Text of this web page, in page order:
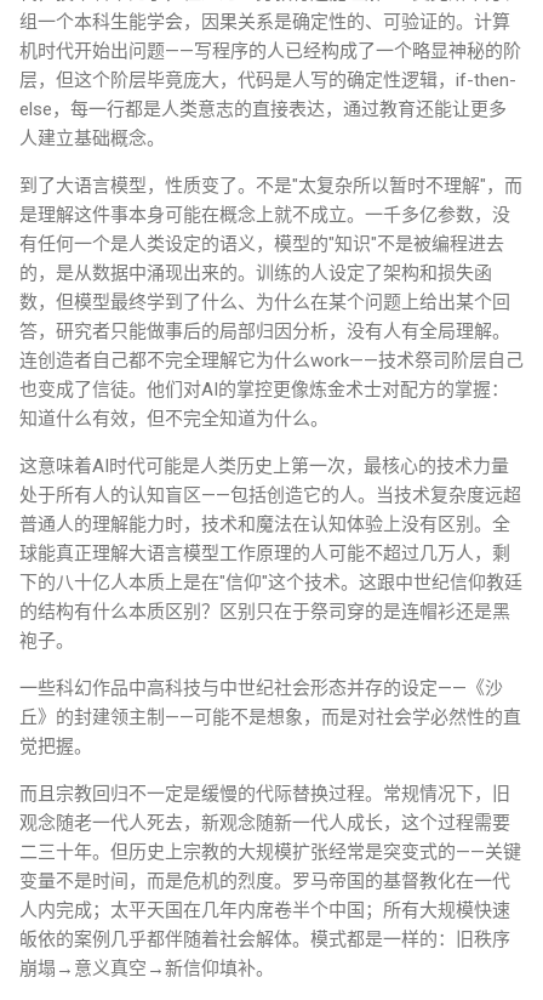
组一个本科生能学会，因果关系是确定性的、可验证的。计算
机时代开始出问题——写程序的人已经构成了一个略显神秘的阶
层，但这个阶层毕竟庞大，代码是人写的确定性逻辑，if-then-
else，每一行都是人类意志的直接表达，通过教育还能让更多
人建立基础概念。
到了大语言模型，性质变了。不是"太复杂所以暂时不理解"，而
是理解这件事本身可能在概念上就不成立。一千多亿参数，没
有任何一个是人类设定的语义，模型的"知识"不是被编程进去
的，是从数据中涌现出来的。训练的人设定了架构和损失函
数，但模型最终学到了什么、为什么在某个问题上给出某个回
答，研究者只能做事后的局部归因分析，没有人有全局理解。
连创造者自己都不完全理解它为什么work——技术祭司阶层自己
也变成了信徒。他们对AI的掌控更像炼金术士对配方的掌握：
知道什么有效，但不完全知道为什么。
这意味着AI时代可能是人类历史上第一次，最核心的技术力量
处于所有人的认知盲区——包括创造它的人。当技术复杂度远超
普通人的理解能力时，技术和魔法在认知体验上没有区别。全
球能真正理解大语言模型工作原理的人可能不超过几万人，剩
下的八十亿人本质上是在"信仰"这个技术。这跟中世纪信仰教廷
的结构有什么本质区别？区别只在于祭司穿的是连帽衫还是黑
袍子。
一些科幻作品中高科技与中世纪社会形态并存的设定——《沙
丘》的封建领主制——可能不是想象，而是对社会学必然性的直
觉把握。
而且宗教回归不一定是缓慢的代际替换过程。常规情况下，旧
观念随老一代人死去，新观念随新一代人成长，这个过程需要
二三十年。但历史上宗教的大规模扩张经常是突变式的——关键
变量不是时间，而是危机的烈度。罗马帝国的基督教化在一代
人内完成；太平天国在几年内席卷半个中国；所有大规模快速
皈依的案例几乎都伴随着社会解体。模式都是一样的：旧秩序
崩塌→意义真空→新信仰填补。